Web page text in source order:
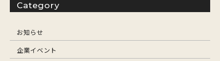
Category
お知らせ
企業イベント